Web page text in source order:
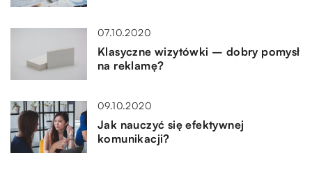
07.10.2020
Klasyczne wizytówki – dobry pomysł
na reklamę?
09.10.2020
Jak nauczyć się efektywnej
komunikacji?